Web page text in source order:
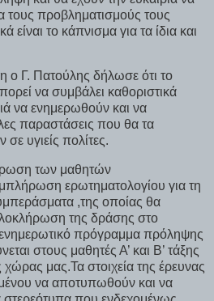
τους προβληματισμούς τους
είναι το κάπνισμα για τα ίδια και
ο Γ. Πατούλης δήλωσε ότι το
να συμβάλει καθοριστικά
να ενημερωθούν και να
παραστάσεις που θα τα
υγιείς πολίτες.
των μαθητών
ερωτηματολογίου για τη
,της οποίας θα
της δράσης στο
πρόγραμμα πρόληψης
στους μαθητές Α’ και Β’ τάξης
μας.Τα στοιχεία της έρευνας
να αποτυπωθούν και να